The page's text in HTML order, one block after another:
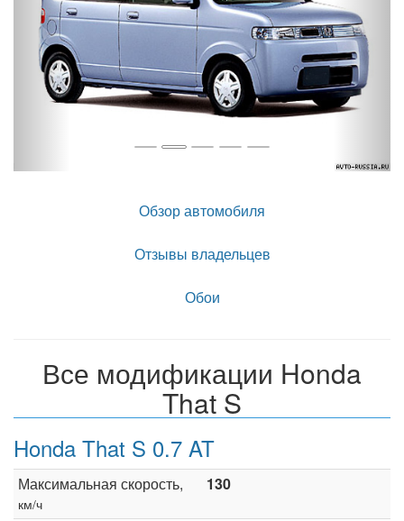
Обзор автомобиля
Отзывы владельцев
Обои
Все модификации Honda
That S
Honda That S 0.7 AT
Максимальная скорость,
км/ч
130